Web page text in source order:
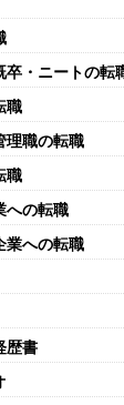
卒・ニートの転
職
理職の転職
職
への転職
業への転職
歴書